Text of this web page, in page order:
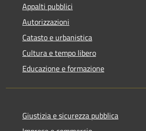
Appalti pubblici
Autorizzazioni
Catasto e urbanistica
Cultura e tempo libero
Educazione e formazione
Giustizia e sicurezza pubblica